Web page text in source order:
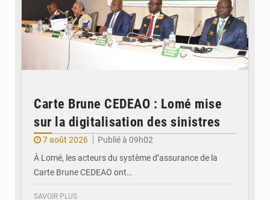
Carte Brune CEDEAO : Lomé mise
sur la digitalisation des sinistres
7 août 2026
Publié à 09h02
À Lomé, les acteurs du système d’assurance de la
Carte Brune CEDEAO ont…
SAVOIR PLUS